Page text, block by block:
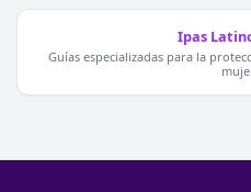
Ipas
Guías especializadas para la